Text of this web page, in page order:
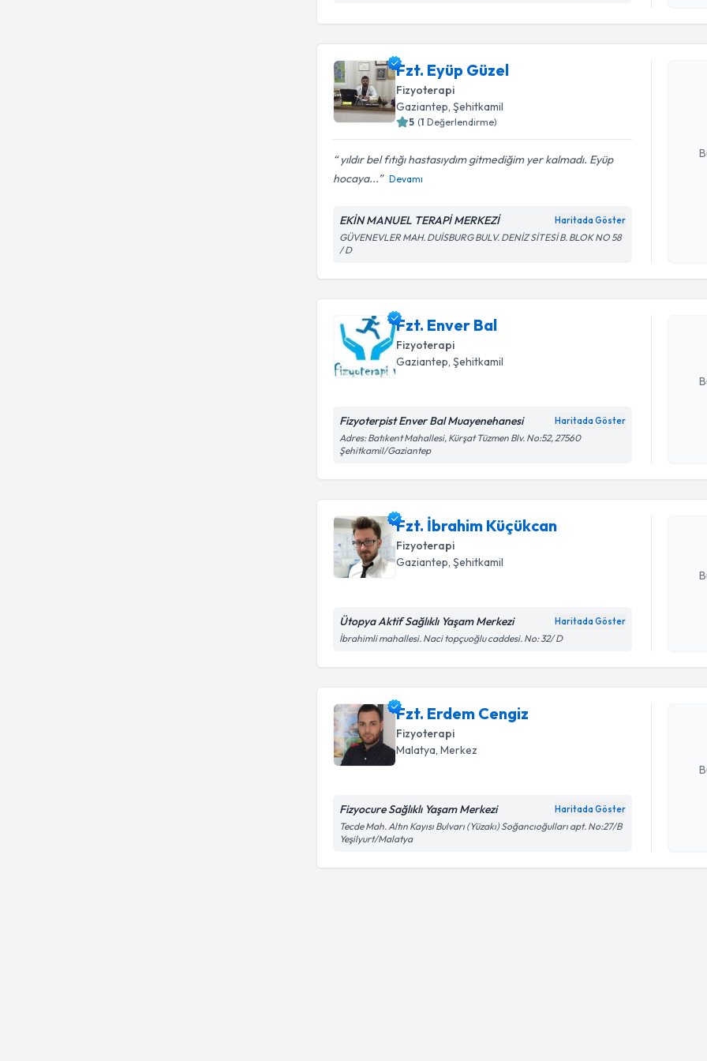
Fzt. Eyüp Güzel
Fizyoterapi
Gaziantep , Şehitkamil
5 (1 Değerlendirme)
yıldır bel fıtığı hastasıydım gitmediğim yer kalmadı. Eyüp
hocaya...
Devamı
EKİN MANUEL TERAPİ MERKEZİ Haritada Göster
GÜVENEVLER MAH. DUİSBURG BULV. DENİZ SİTESİ B. BLOK NO 58
/ D
Fzt. Enver Bal
Fizyoterapi
Gaziantep , Şehitkamil
Fizyoterpist Enver Bal Muayenehanesi Haritada Göster
Adres: Batıkent Mahallesi, Kürşat Tüzmen Blv. No:52, 27560
Şehitkamil/Gaziantep
Fzt.
uzmandan
Fzt. İbrahim Küçükcan
Fizyoterapi
Gaziantep , Şehitkamil
Ütopya Aktif Sağlıklı Yaşam Merkezi Haritada Göster
İbrahimli mahallesi. Naci topçuoğlu caddesi. No: 32/ D
Fzt. Erdem Cengiz
Fizyoterapi
Malatya , Merkez
Fizyocure Sağlıklı Yaşam Merkezi Haritada Göster
Tecde Mah. Altın Kayısı Bulvarı (Yüzakı) Soğancıoğulları apt. No:27/B
Yeşilyurt/Malatya
Fzt.
bu